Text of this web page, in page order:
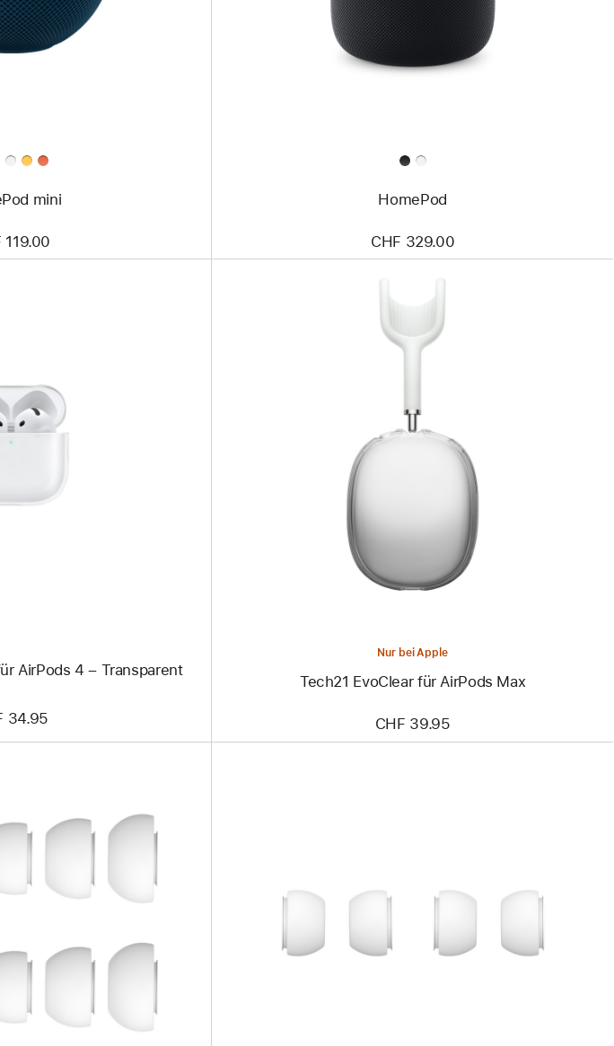
mini
119.00
HomePod
CHF 329.00
AirPods 4 – Transparent
34.95
Zurück
Nur bei Apple
Tech21 EvoClear für AirPods Max
CHF 39.95